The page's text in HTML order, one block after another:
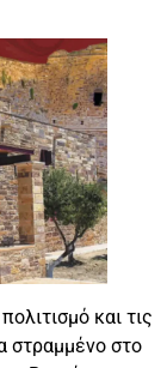
και τις
στραμμένο στο